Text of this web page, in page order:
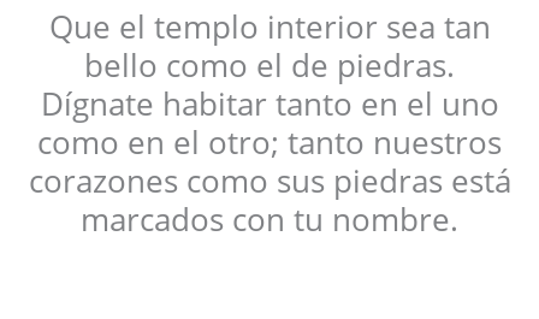
Que el templo interior sea tan
bello como el de piedras.
Dígnate habitar tanto en el uno
como en el otro; tanto nuestros
corazones como sus piedras está
marcados con tu nombre.